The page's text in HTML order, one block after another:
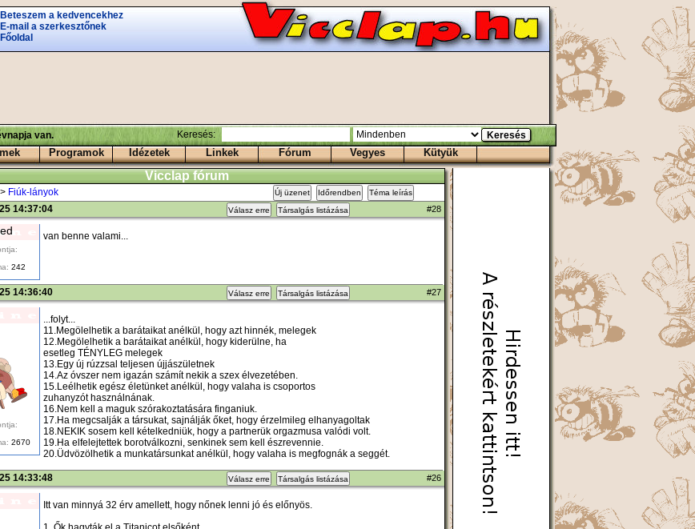
Beteszem a kedvencekhez
E-mail a szerkesztőnek
Főoldal
van. Keresés:
Programok Idézetek Linkek Fórum Vegyes Kütyük
Vicclap fórum
Fiúk-lányok Új üzenet Időrendben Téma leírás
14:37:04 Válasz erre Társalgás listázása #28
242
van benne valami...
14:36:40 Válasz erre Társalgás listázása #27
2670
...folyt...
11.Megölelhetik a barátaikat anélkül, hogy azt hinnék, melegek
12.Megölelhetik a barátaikat anélkül, hogy kiderülne, ha
esetleg TÉNYLEG melegek
13.Egy új rúzzsal teljesen újjászületnek
14.Az óvszer nem igazán számít nekik a szex élvezetében.
15.Leélhetik egész életünket anélkül, hogy valaha is csoportos
zuhanyzót használnának.
16.Nem kell a maguk szórakoztatására finganiuk.
17.Ha megcsalják a társukat, sajnálják őket, hogy érzelmileg elhanyagoltak
18.NEKIK sosem kell kételkedniük, hogy a partnerük orgazmusa valódi volt.
19.Ha elfelejtettek borotválkozni, senkinek sem kell észrevennie.
20.Üdvözölhetik a munkatársunkat anélkül, hogy valaha is megfognák a seggét.
14:33:48 Válasz erre Társalgás listázása #26
Itt van minnyá 32 érv amellett, hogy nőnek lenni jó és előnyös.